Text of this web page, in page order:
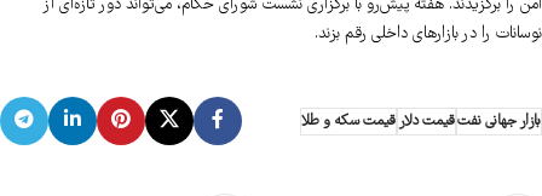
امن را برگزیدند. هفته پیش‌رو با برگزاری نشست شورای حکام، می‌تواند دور تازه‌ای از
نوسانات را در بازارهای داخلی رقم بزند.
بازار جهانی نفتقیمت دلارقیمت سکه و طلا